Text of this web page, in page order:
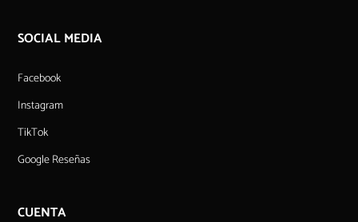
SOCIAL MEDIA
Facebook
Instagram
TikTok
Google Reseñas
CUENTA